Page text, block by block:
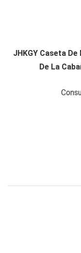
JHKGY Caseta
De La